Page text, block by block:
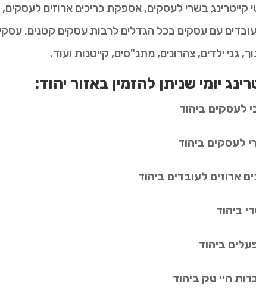
קייטרינג בשרי לעסקים, אספקת כריכים ארוזים
עם עסקים בכל הגדלים לרבות עסקים קטנים,
גני ילדים, צהרונים, מתנ"סים, קייטנות ועוד.
יומי שניתן להזמין באזור יהוד:
לעסקים ביהוד
לעסקים ביהוד
ארוזים לעובדים ביהוד
ביהוד
ביהוד
היי טק ביהוד